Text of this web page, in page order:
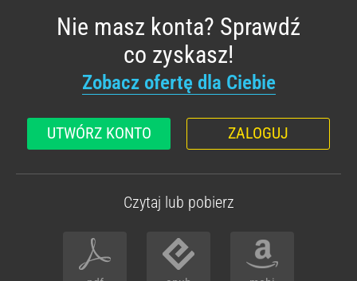
Nie masz konta? Sprawdź
co zyskasz!
Zobacz ofertę dla Ciebie
UTWÓRZ KONTO ZALOGUJ
Czytaj lub pobierz